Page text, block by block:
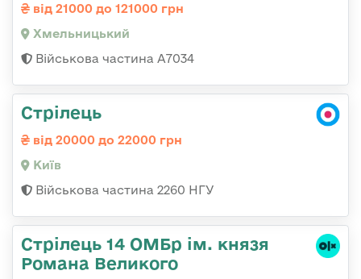
від 21000 до 121000 грн
Хмельницький
Військова частина А7034
Стрілець
від 20000 до 22000 грн
Київ
Військова частина 2260 НГУ
Стрілець 14 ОМБр ім. князя
Романа Великого